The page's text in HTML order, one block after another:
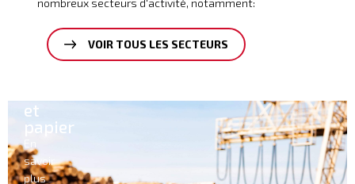
nombreux secteurs d'activité, notamment:
VOIR TOUS LES SECTEURS
savoir